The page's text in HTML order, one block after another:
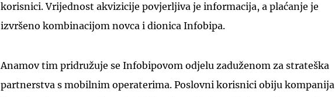
korisnici. Vrijednost akvizicije povjerljiva je informacija, a plaćanje je
izvršeno kombinacijom novca i dionica Infobipa.
Anamov tim pridružuje se Infobipovom odjelu zaduženom za strateška
partnerstva s mobilnim operaterima. Poslovni korisnici obiju kompanija
UKLJUČITE NOTIFIKACIJE